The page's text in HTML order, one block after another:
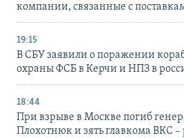
компании, связанные с
19:15
В СБУ заявили о поражении
охраны ФСБ в Керчи и НПЗ в
18:44
При взрыве в Москве погиб
Плохотнюк и зять главкома ВКС